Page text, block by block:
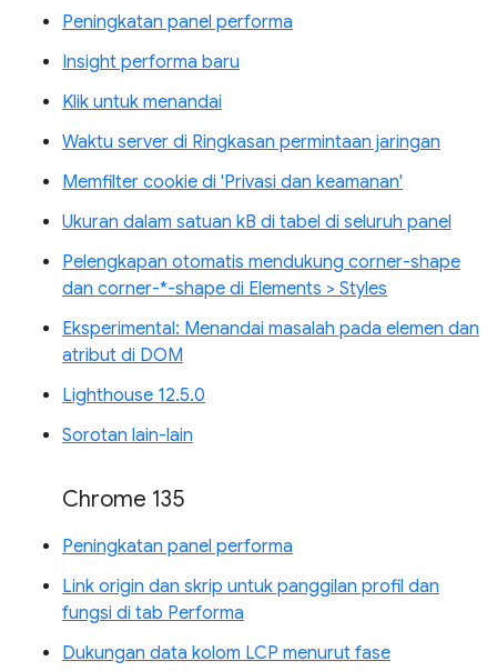
Peningkatan panel performa
Insight performa baru
Klik untuk menandai
Waktu server di Ringkasan permintaan jaringan
Memfilter cookie di 'Privasi dan keamanan'
Ukuran dalam satuan kB di tabel di seluruh panel
Pelengkapan otomatis mendukung corner-shape
dan corner-*-shape di Elements > Styles
Eksperimental: Menandai masalah pada elemen dan
atribut di DOM
Lighthouse 12.5.0
Sorotan lain-lain
Chrome 135
Peningkatan panel performa
Link origin dan skrip untuk panggilan profil dan
fungsi di tab Performa
Dukungan data kolom LCP menurut fase